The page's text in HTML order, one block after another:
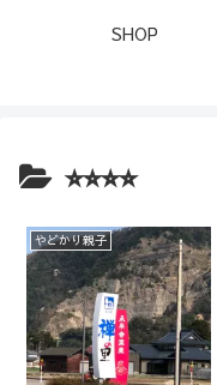
SHOP
⭐︎⭐︎⭐︎⭐︎
やどかり親子